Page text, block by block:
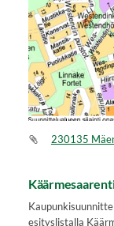
230135
esityslistalla